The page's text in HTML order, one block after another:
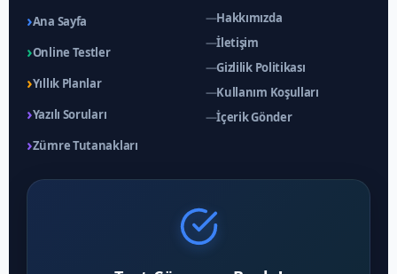
›Ana Sayfa
›Online Testler
›Yıllık Planlar
›Yazılı Soruları
›Zümre Tutanakları
—Hakkımızda
—İletişim
—Gizlilik Politikası
—Kullanım Koşulları
—İçerik Gönder